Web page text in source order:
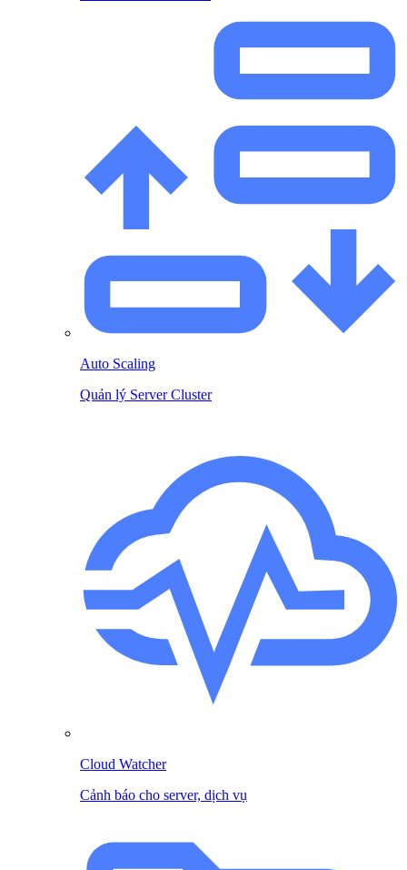
Auto Scaling
Quản lý Server Cluster
Cloud Watcher
Cảnh báo cho server, dịch vụ